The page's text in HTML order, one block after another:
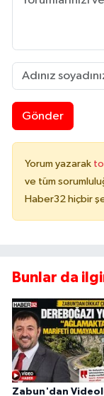
Gönder
Yorum yazarak
ve tüm
Haber32 hiçbir
Bunlar da
Zabun'dan